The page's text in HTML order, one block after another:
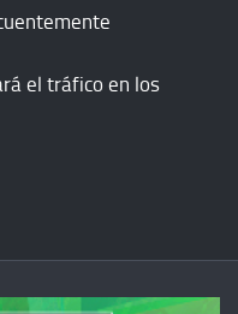
el tráfico en los